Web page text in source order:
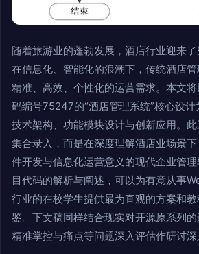
随着旅游业的蓬勃发展，酒店行业迎来了
在信息化、智能化的浪潮下，传统酒店
精准、高效、个性化的运营需求。本文
码编号75247的“酒店管理系统”核心设
技术架构、功能模块设计与创新应用。
集合录入，而是在深度理解酒店业场景
件开发与信息化运营意义的现代企业管
目代码的解析与阐述，可以为有意从事
行业的在校学生提供最为直观的方案和
鉴。下文稿同样结合现实对开源原系列
精准掌控与痛点等问题深入评估作研讨深